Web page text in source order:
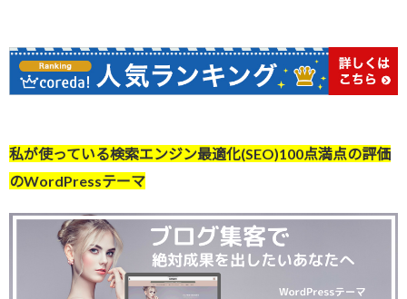
私が使っている検索エンジン最適化(SEO)100点満点の評価
のWordPressテーマ